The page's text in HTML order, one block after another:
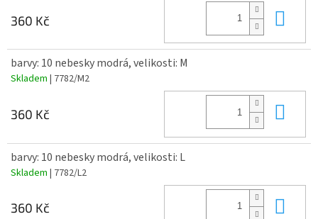
360 Kč
barvy: 10 nebesky modrá, velikosti: M
Skladem | 7782/M2
360 Kč
barvy: 10 nebesky modrá, velikosti: L
Skladem | 7782/L2
360 Kč